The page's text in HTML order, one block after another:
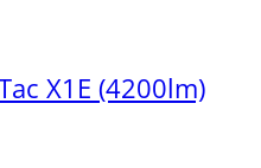
X1E (4200lm)